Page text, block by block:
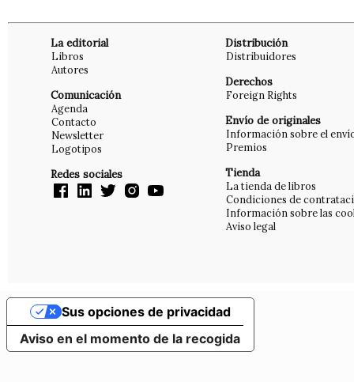
La editorial
Libros
Autores
Comunicación
Agenda
Contacto
Newsletter
Logotipos
Redes sociales
Distribución
Distribuidores
Derechos
Foreign Rights
Envío de originales
Información sobre el
Premios
Tienda
La tienda de libros
Condiciones de
Información sobre las
Aviso legal
Aviso en el momento de la recogida
Sus opciones de privacidad